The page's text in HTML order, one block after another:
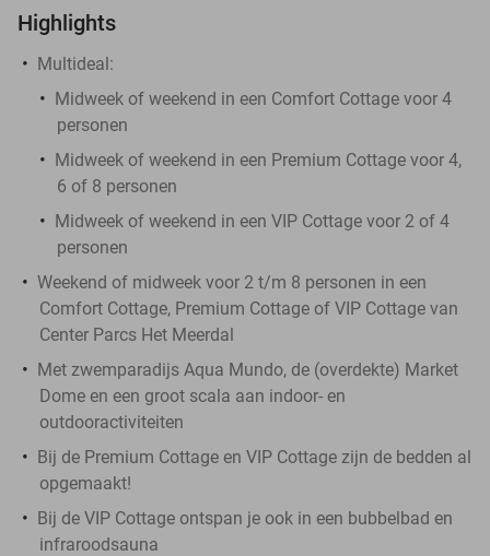
Highlights
Multideal:
Midweek of weekend in een Comfort Cottage voor 4
personen
Midweek of weekend in een Premium Cottage voor 4,
6 of 8 personen
Midweek of weekend in een VIP Cottage voor 2 of 4
personen
Weekend of midweek voor 2 t/m 8 personen in een
Comfort Cottage, Premium Cottage of VIP Cottage van
Center Parcs Het Meerdal
Met zwemparadijs Aqua Mundo, de (overdekte) Market
Dome en een groot scala aan indoor- en
outdooractiviteiten
Bij de Premium Cottage en VIP Cottage zijn de bedden al
opgemaakt!
Bij de VIP Cottage ontspan je ook in een bubbelbad en
infraroodsauna